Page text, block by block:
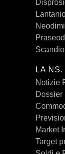
Scandio
LA
Notizie
Dossier
Market
Target